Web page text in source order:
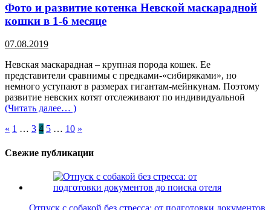
Фото и развитие котенка Невской маскарадной
кошки в 1-6 месяце
07.08.2019
Невская маскарадная – крупная порода кошек. Ее
представители сравнимы с предками-«сибиряками», но
немного уступают в размерах гигантам-мейнкунам. Поэтому
развитие невских котят отслеживают по индивидуальной
(Читать далее… )
« 1 … 3 4 5 … 10 »
Свежие публикации
Отпуск с собакой без стресса: от подготовки документов